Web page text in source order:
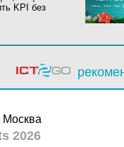
KPI без
Москва
2026